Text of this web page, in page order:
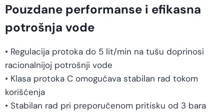
Pouzdane performanse i efikasna
potrošnja vode
• Regulacija protoka do 5 lit/min na tušu doprinosi
racionalnijoj potrošnji vode
• Klasa protoka C omogućava stabilan rad tokom
korišćenja
• Stabilan rad pri preporučenom pritisku od 3 bara